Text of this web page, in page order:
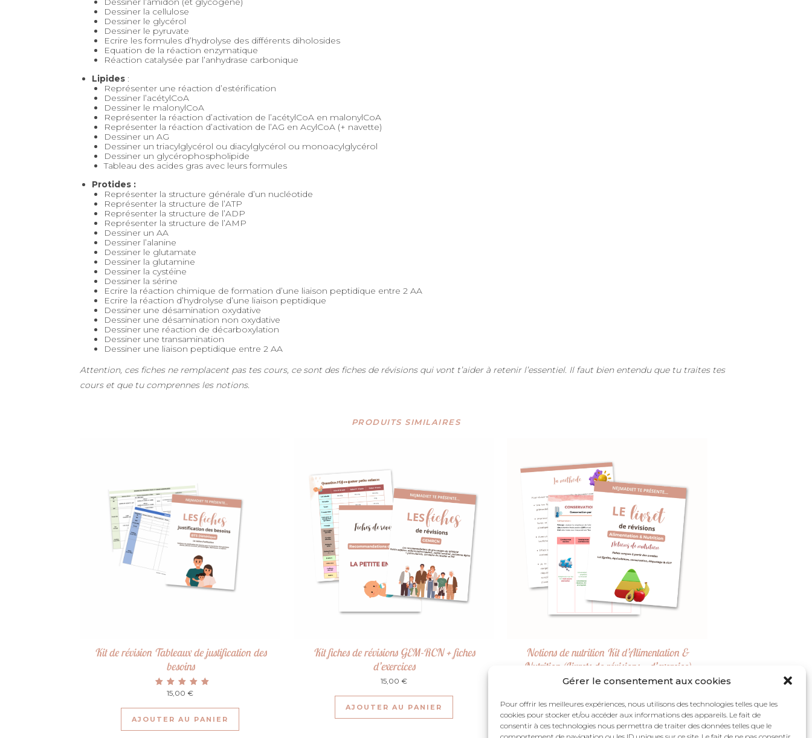
Gérer le consentement aux cookies
Pour offrir les meilleures expériences, nous utilisons des technologies telles que les
cookies pour stocker et/ou accéder aux informations des appareils. Le fait de
consentir à ces technologies nous permettra de traiter des données telles que le
Dessiner la cellulose
Dessiner le glycérol
Dessiner le pyruvate
Ecrire les formules d’hydrolyse des différents diholosides
Equation de la réaction enzymatique
Réaction catalysée par l’anhydrase carbonique
Lipides :
Représenter une réaction d’estérification
Dessiner l’acétylCoA
Dessiner le malonylCoA
Représenter la réaction d’activation de l’acétylCoA en malonylCoA
Représenter la réaction d’activation de l’AG en AcylCoA (+ navette)
Dessiner un AG
Dessiner un triacylglycérol ou diacylglycérol ou monoacylglycérol
Dessiner un glycérophospholipide
Tableau des acides gras avec leurs formules
Protides :
Représenter la structure générale d’un nucléotide
Représenter la structure de l’ATP
Représenter la structure de l’ADP
Représenter la structure de l’AMP
Dessiner un AA
Dessiner l’alanine
Dessiner le glutamate
Dessiner la glutamine
Dessiner la cystéine
Dessiner la sérine
Ecrire la réaction chimique de formation d’une liaison peptidique entre 2 AA
Ecrire la réaction d’hydrolyse d’une liaison peptidique
Dessiner une désamination oxydative
Dessiner une désamination non oxydative
Dessiner une réaction de décarboxylation
Dessiner une transamination
Dessiner une liaison peptidique entre 2 AA
Attention, ces fiches ne remplacent pas tes cours, ce sont des fiches de révisions qui vont t’aider à retenir l’essentiel. Il faut bien entendu que tu traites tes
cours et que tu comprennes les notions.
PRODUITS SIMILAIRES
Kit de révision Tableaux de justification des
besoins
Note
sur 5
15,00€
AJOUTER AU PANIER
Kit fiches de révisions GEM-RCN + fiches
d’exercices
15,00 €
AJOUTER AU PANIER
Notions de nutrition Kit d’Alimentation &
Nutrition (Livrets de révisions + d’exercice)
20,00€
AJOUTER AU PANIER